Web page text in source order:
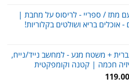
הוא:
59.00 ₪.
מתז / ספריי - לריסוס על מחבת |
בריא ושולטים בקלוריות!
+ משטח מגע - למחשב נייד/נייח,
חכמה | קטנה וקומפקטית
119.00המחיר